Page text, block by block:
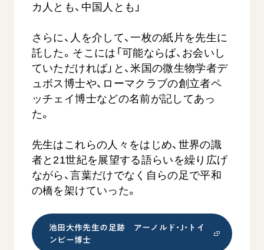
カ人とも、中国人とも」
さらに、人を介して、一枚の紙片を先生に
託した。そこには「可能ならば、お会いし
ていただければ」と、米国の微生物学者デ
ュボス博士や、ローマクラブの創立者ペ
ッチェイ博士などの名前が記してあっ
た。
先生はこれらの人々をはじめ、世界の識
者と21世紀を展望する語らいを繰り広げ
ながら、言葉だけでなく自らの足で平和
の橋を架けていった。
池田大作先生の足跡 アーノルド・J・トイ
ンビー博士